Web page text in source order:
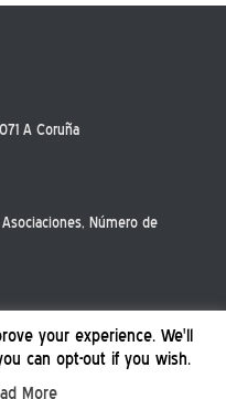
A Coruña
Número de
your experience. We'll
can opt-out if you wish.
More